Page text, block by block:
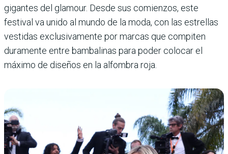
gigantes del glamour. Desde sus comienzos, este
festival va unido al mundo de la moda, con las estrellas
ves­tidas exclusivamente por mar­cas que compiten
duramente entre bambalinas para poder colocar el
máximo de diseños en la alfombra roja.